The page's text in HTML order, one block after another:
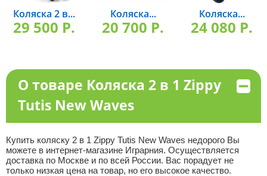
Коляска 2 в...
29 500 P.
Коляска...
20 700 P.
Коляска...
24 080 P.
О товаре Коляска 2 в 1 Zippy
Tutis New Waves
Купить коляску 2 в 1 Zippy Tutis New Waves недорого Вы
можете в интернет-магазине Играрния. Осуществляется
доставка по Москве и по всей России. Вас порадует не
только низкая цена на товар, но его высокое качество.